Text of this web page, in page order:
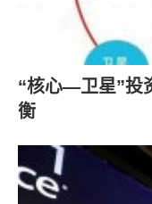
“核心—卫星”投
衡